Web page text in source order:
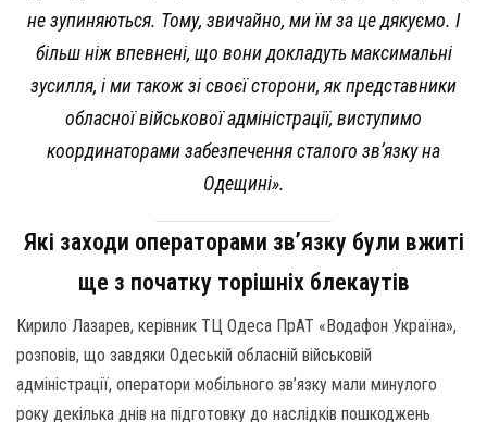
не зупиняються. Тому, звичайно, ми їм за це дякуємо. І
більш ніж впевнені, що вони докладуть максимальні
зусилля, і ми також зі своєї сторони, як представники
обласної військової адміністрації, виступимо
координаторами забезпечення сталого зв’язку на
Одещині».
Які заходи операторами зв’язку були вжиті
ще з початку торішніх блекаутів
Кирило Лазарев, керівник ТЦ Одеса ПрАТ «Водафон Україна»,
розповів, що завдяки Одеській обласній військовій
адміністрації, оператори мобільного зв’язку мали минулого
року декілька днів на підготовку до наслідків пошкоджень